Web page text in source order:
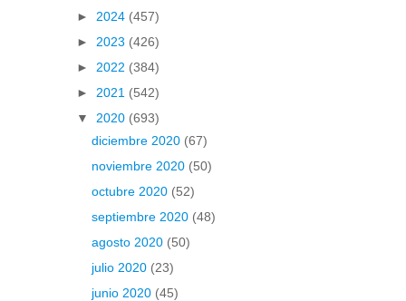
► 2024 (457)
► 2023 (426)
► 2022 (384)
► 2021 (542)
▼ 2020 (693)
diciembre 2020 (67)
noviembre 2020 (50)
octubre 2020 (52)
septiembre 2020 (48)
agosto 2020 (50)
julio 2020 (23)
junio 2020 (45)